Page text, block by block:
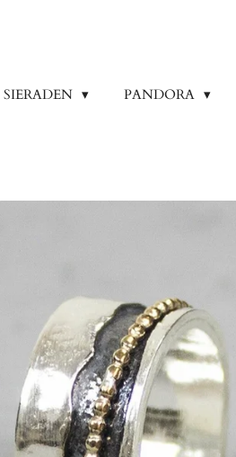
SIERADEN PANDORA